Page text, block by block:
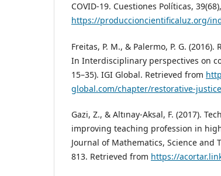
COVID-19. Cuestiones Políticas,
https://produccioncientificaluz.org/
Freitas, P. M., & Palermo, P. G.
In Interdisciplinary perspectives on
15–35). IGI Global. Retrieved from
global.com/chapter/restorative-
Gazi, Z., & Altınay-Aksal, F. (2017).
improving teaching profession in
Journal of Mathematics, Science and
813. Retrieved from https://